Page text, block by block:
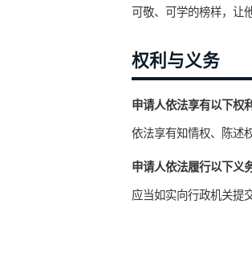
可敬、可学的榜样，让
权利与义务
申请人依法享有以下权
依法享有知情权、陈述
申请人依法履行以下义
应当如实向行政机关提